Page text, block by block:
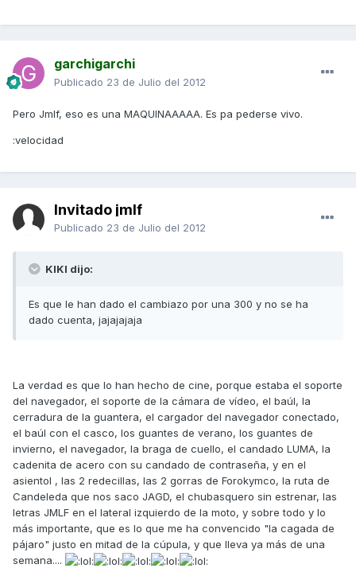
garchigarchi
Publicado 23 de Julio del 2012
Pero Jmlf, eso es una MAQUINAAAAA. Es pa pederse vivo.
:velocidad
Invitado jmlf
Publicado 23 de Julio del 2012
KIKI dijo:
Es que le han dado el cambiazo por una 300 y no se ha
dado cuenta, jajajajaja
La verdad es que lo han hecho de cine, porque estaba el soporte
del navegador, el soporte de la cámara de vídeo, el baúl, la
cerradura de la guantera, el cargador del navegador conectado,
el baúl con el casco, los guantes de verano, los guantes de
invierno, el navegador, la braga de cuello, el candado LUMA, la
cadenita de acero con su candado de contraseña, y en el
asientol , las 2 redecillas, las 2 gorras de Forokymco, la ruta de
Candeleda que nos saco JAGD, el chubasquero sin estrenar, las
letras JMLF en el lateral izquierdo de la moto, y sobre todo y lo
más importante, que es lo que me ha convencido "la cagada de
pájaro" justo en mitad de la cúpula, y que lleva ya más de una
semana....